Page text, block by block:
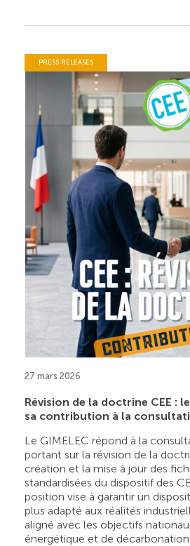
PRESS RELEASES
27 mars 2026
Révision de la doctrine CEE :
sa contribution à la
Le GIMELEC répond à la
portant sur la révision de la
création et la mise à jour des
standardisées du dispositif des
position vise à garantir un
plus adapté aux réalités
aligné avec les objectifs
énergétique et de décarbonation.